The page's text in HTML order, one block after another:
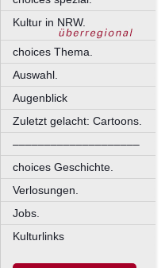
Kultur in NRW.
choices Thema.
Auswahl.
Augenblick
Zuletzt gelacht: Cartoons.
––––––––––––––––––––
choices Geschichte.
Verlosungen.
Jobs.
Kulturlinks